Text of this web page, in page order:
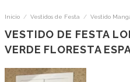
Início / Vestidos de Festa / Vestido
VESTIDO DE FESTA
VERDE FLORESTA